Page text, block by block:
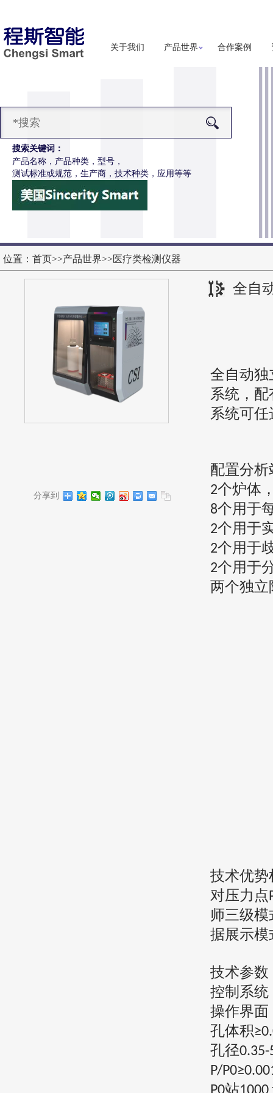
关于我们 产品世界 合作案例
搜索关键词：
产品名称，产品种类，型号，
测试标准或规范，生产商，技术种类，应用等等
电动轮椅车能耗性能测试机
位置： 首页>>产品世界>>医疗类检测仪器
全自
分享到
全自动独
系统，
系统可任
配置分析
2个炉体
8个用于
2个用于
2个用于
2个用于
两个独立
技术优势
对压力点
师三级
据展示模
技术参数
控制系统
操作界面
孔体积
孔径
P/
站